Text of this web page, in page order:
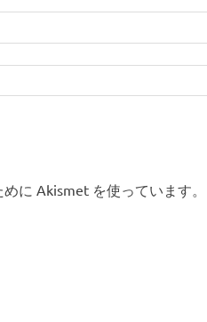
に Akismet を使っています。